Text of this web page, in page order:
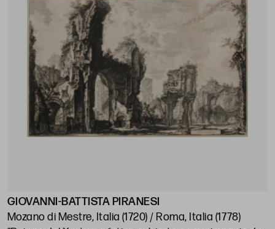
GIOVANNI-BATTISTA PIRANESI
Mozano di Mestre, Italia (1720) / Roma, Italia (1778)